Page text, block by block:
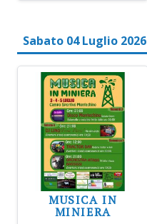
Sabato 04 Luglio 2026
MUSICA IN
MINIERA